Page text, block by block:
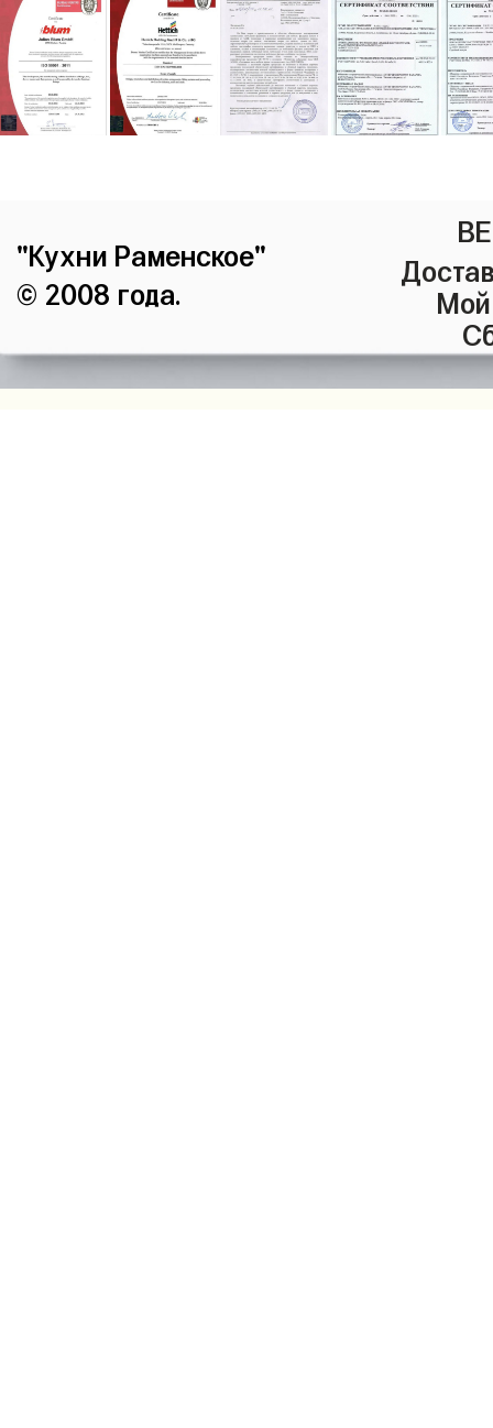
"Кухни Раменское"
© 2008 года.